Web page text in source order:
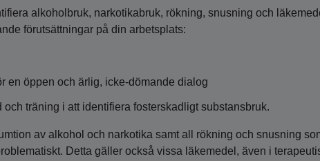
alkoholbruk, narkotikabruk, rökning, snusning och
förutsättningar på din arbetsplats:
en öppen och ärlig, icke-dömande dialog
och träning i att identifiera fosterskadligt substansbruk.
av alkohol och narkotika samt all rökning och snusning
Detta gäller också vissa läkemedel, även i